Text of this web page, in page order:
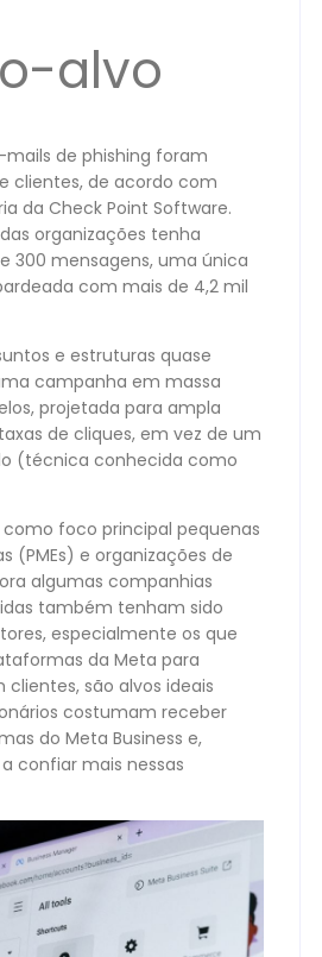
alvo
de phishing foram
clientes, de acordo com
da Check Point Software.
organizações tenha
300 mensagens, uma única
com mais de 4,2 mil
e estruturas quase
campanha em massa
projetada para ampla
de cliques, em vez de um
(técnica conhecida como
foco principal pequenas
(PMEs) e organizações de
algumas companhias
também tenham sido
especialmente os que
da Meta para
são alvos ideais
costumam receber
do Meta Business e,
confiar mais nessas